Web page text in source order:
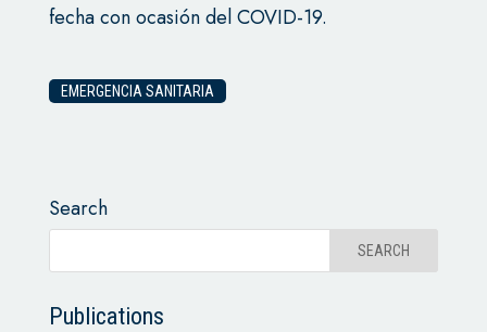
fecha con ocasión del COVID-19.
EMERGENCIA SANITARIA
Search
Publications